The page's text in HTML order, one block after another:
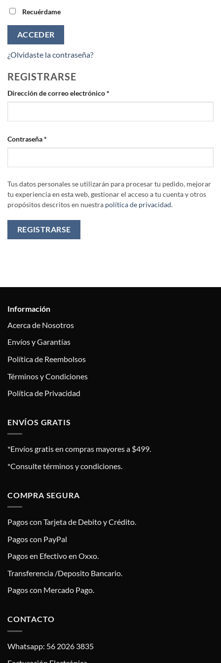
Recuérdame
ACCEDER
¿Olvidaste la contraseña?
REGISTRARSE
Dirección de correo electrónico*
Contraseña*
Tus datos personales se utilizarán para procesar tu pedido, mejorar
tu experiencia en esta web, gestionar el acceso a tu cuenta y otros
propósitos descritos en nuestra política de privacidad.
REGISTRARSE
Información
Acerca de Nosotros
Envíos y Garantías
Política de Reembolsos
Términos y Condiciones
Política de Privacidad
ENVÍOS GRATIS
*Envíos gratis en compras mayores a $499.
*Consulte términos y condiciones.
COMPRA SEGURA
Pagos con Tarjeta de Debito y Crédito.
Pagos con PayPal
Pagos en Efectivo en Oxxo.
Transferencia /Deposito Bancario.
Pagos con Mercado Pago.
CONTACTO
Whatsapp: 56 2026 3835